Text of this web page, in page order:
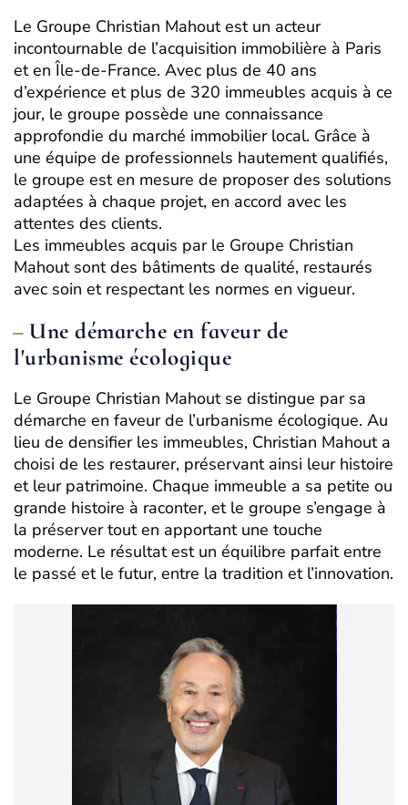
Le Groupe Christian Mahout est un acteur
incontournable de l’acquisition immobilière à Paris
et en Île-de-France. Avec plus de 40 ans
d’expérience et plus de 320 immeubles acquis à ce
jour, le groupe possède une connaissance
approfondie du marché immobilier local. Grâce à
une équipe de professionnels hautement qualifiés,
le groupe est en mesure de proposer des solutions
adaptées à chaque projet, en accord avec les
attentes des clients.
Les immeubles acquis par le Groupe Christian
Mahout sont des bâtiments de qualité, restaurés
avec soin et respectant les normes en vigueur.
Une démarche en faveur de
l'urbanisme écologique
Le Groupe Christian Mahout se distingue par sa
démarche en faveur de l’urbanisme écologique. Au
lieu de densifier les immeubles, Christian Mahout a
choisi de les restaurer, préservant ainsi leur histoire
et leur patrimoine. Chaque immeuble a sa petite ou
grande histoire à raconter, et le groupe s’engage à
la préserver tout en apportant une touche
moderne. Le résultat est un équilibre parfait entre
le passé et le futur, entre la tradition et l’innovation.